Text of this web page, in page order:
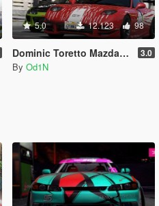
5.0 12.123 98
Dominic Toretto Mazda RX-7 Fast & Furious 3.0
By Od1N